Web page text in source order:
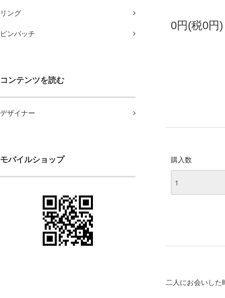
リング
ピンバッチ
コンテンツを読む
デザイナー
モバイルショップ
0円(税0円)
購入数
二人にお会いし